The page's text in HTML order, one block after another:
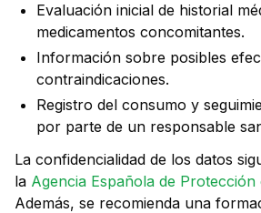
Evaluación inicial de historial
medicamentos concomitantes.
Información sobre posibles
contraindicaciones.
Registro del consumo y
por parte de un responsable
La confidencialidad de los datos
la Agencia Española de Protección
Además, se recomienda una